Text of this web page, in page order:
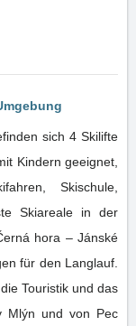
sich 4 Skilifte
Kindern geeignet,
Skischule,
Skiareale in der
hora – Jánské
für den Langlauf.
Touristik und das
Mlýn und von Pec